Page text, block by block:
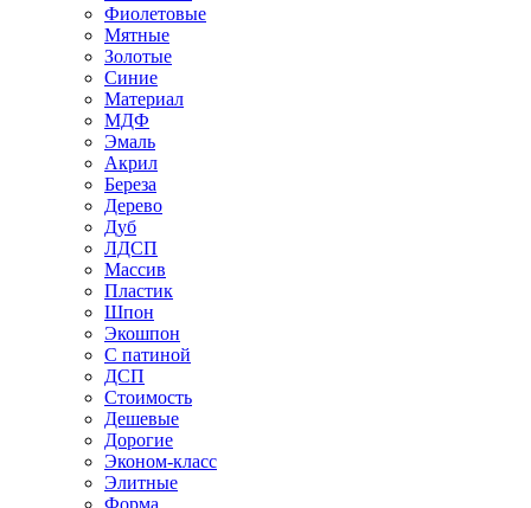
Фиолетовые
Мятные
Золотые
Синие
Материал
МДФ
Эмаль
Акрил
Береза
Дерево
Дуб
ЛДСП
Массив
Пластик
Шпон
Экошпон
С патиной
ДСП
Стоимость
Дешевые
Дорогие
Эконом-класс
Элитные
Форма